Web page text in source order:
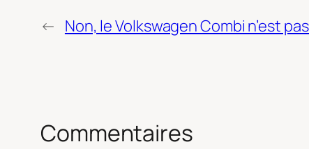
← Non, le Volkswagen Combi n’est
Commentaires